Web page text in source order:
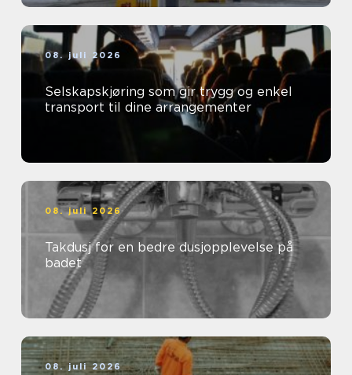
08. juli 2026
Selskapskjøring som gir trygg og enkel
transport til dine arrangementer
08. juli 2026
Takdusj for en bedre dusjopplevelse på
badet
08. juli 2026